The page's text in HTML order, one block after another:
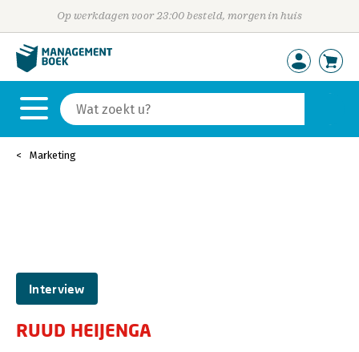
Op werkdagen voor 23:00 besteld, morgen in huis
Marketing
Interview
RUUD HEIJENGA